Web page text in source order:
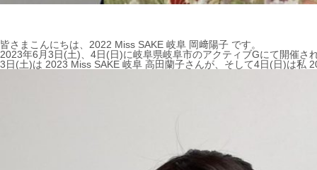
皆さまこんにちは、2022 Miss SAKE 岐阜 岡﨑陽子 です。
2023年6月3日(土)、4日(日)に岐阜県岐阜市のアクティブGにて開催さ
3日(土)は 2023 Miss SAKE 岐阜 高田蘭子さんが、そして4日(日)は私